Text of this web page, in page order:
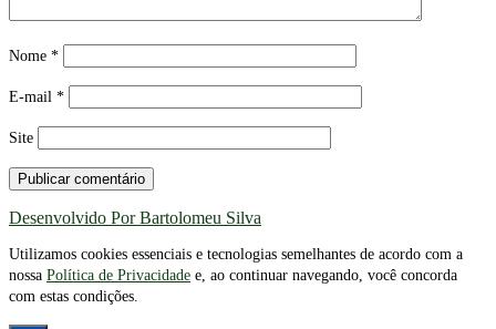
Nome *
E-mail *
Site
Desenvolvido Por Bartolomeu Silva
Utilizamos cookies essenciais e tecnologias semelhantes de acordo com a
nossa Política de Privacidade e, ao continuar navegando, você concorda
com estas condições.